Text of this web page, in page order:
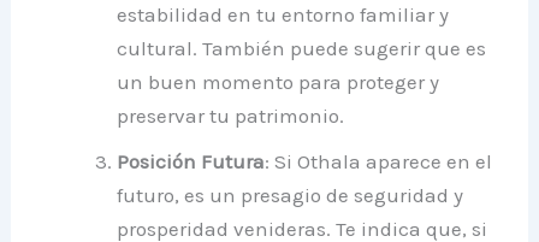
estabilidad en tu entorno familiar y
cultural. También puede sugerir que es
un buen momento para proteger y
preservar tu patrimonio.
Posición Futura: Si Othala aparece en el
futuro, es un presagio de seguridad y
prosperidad venideras. Te indica que, si